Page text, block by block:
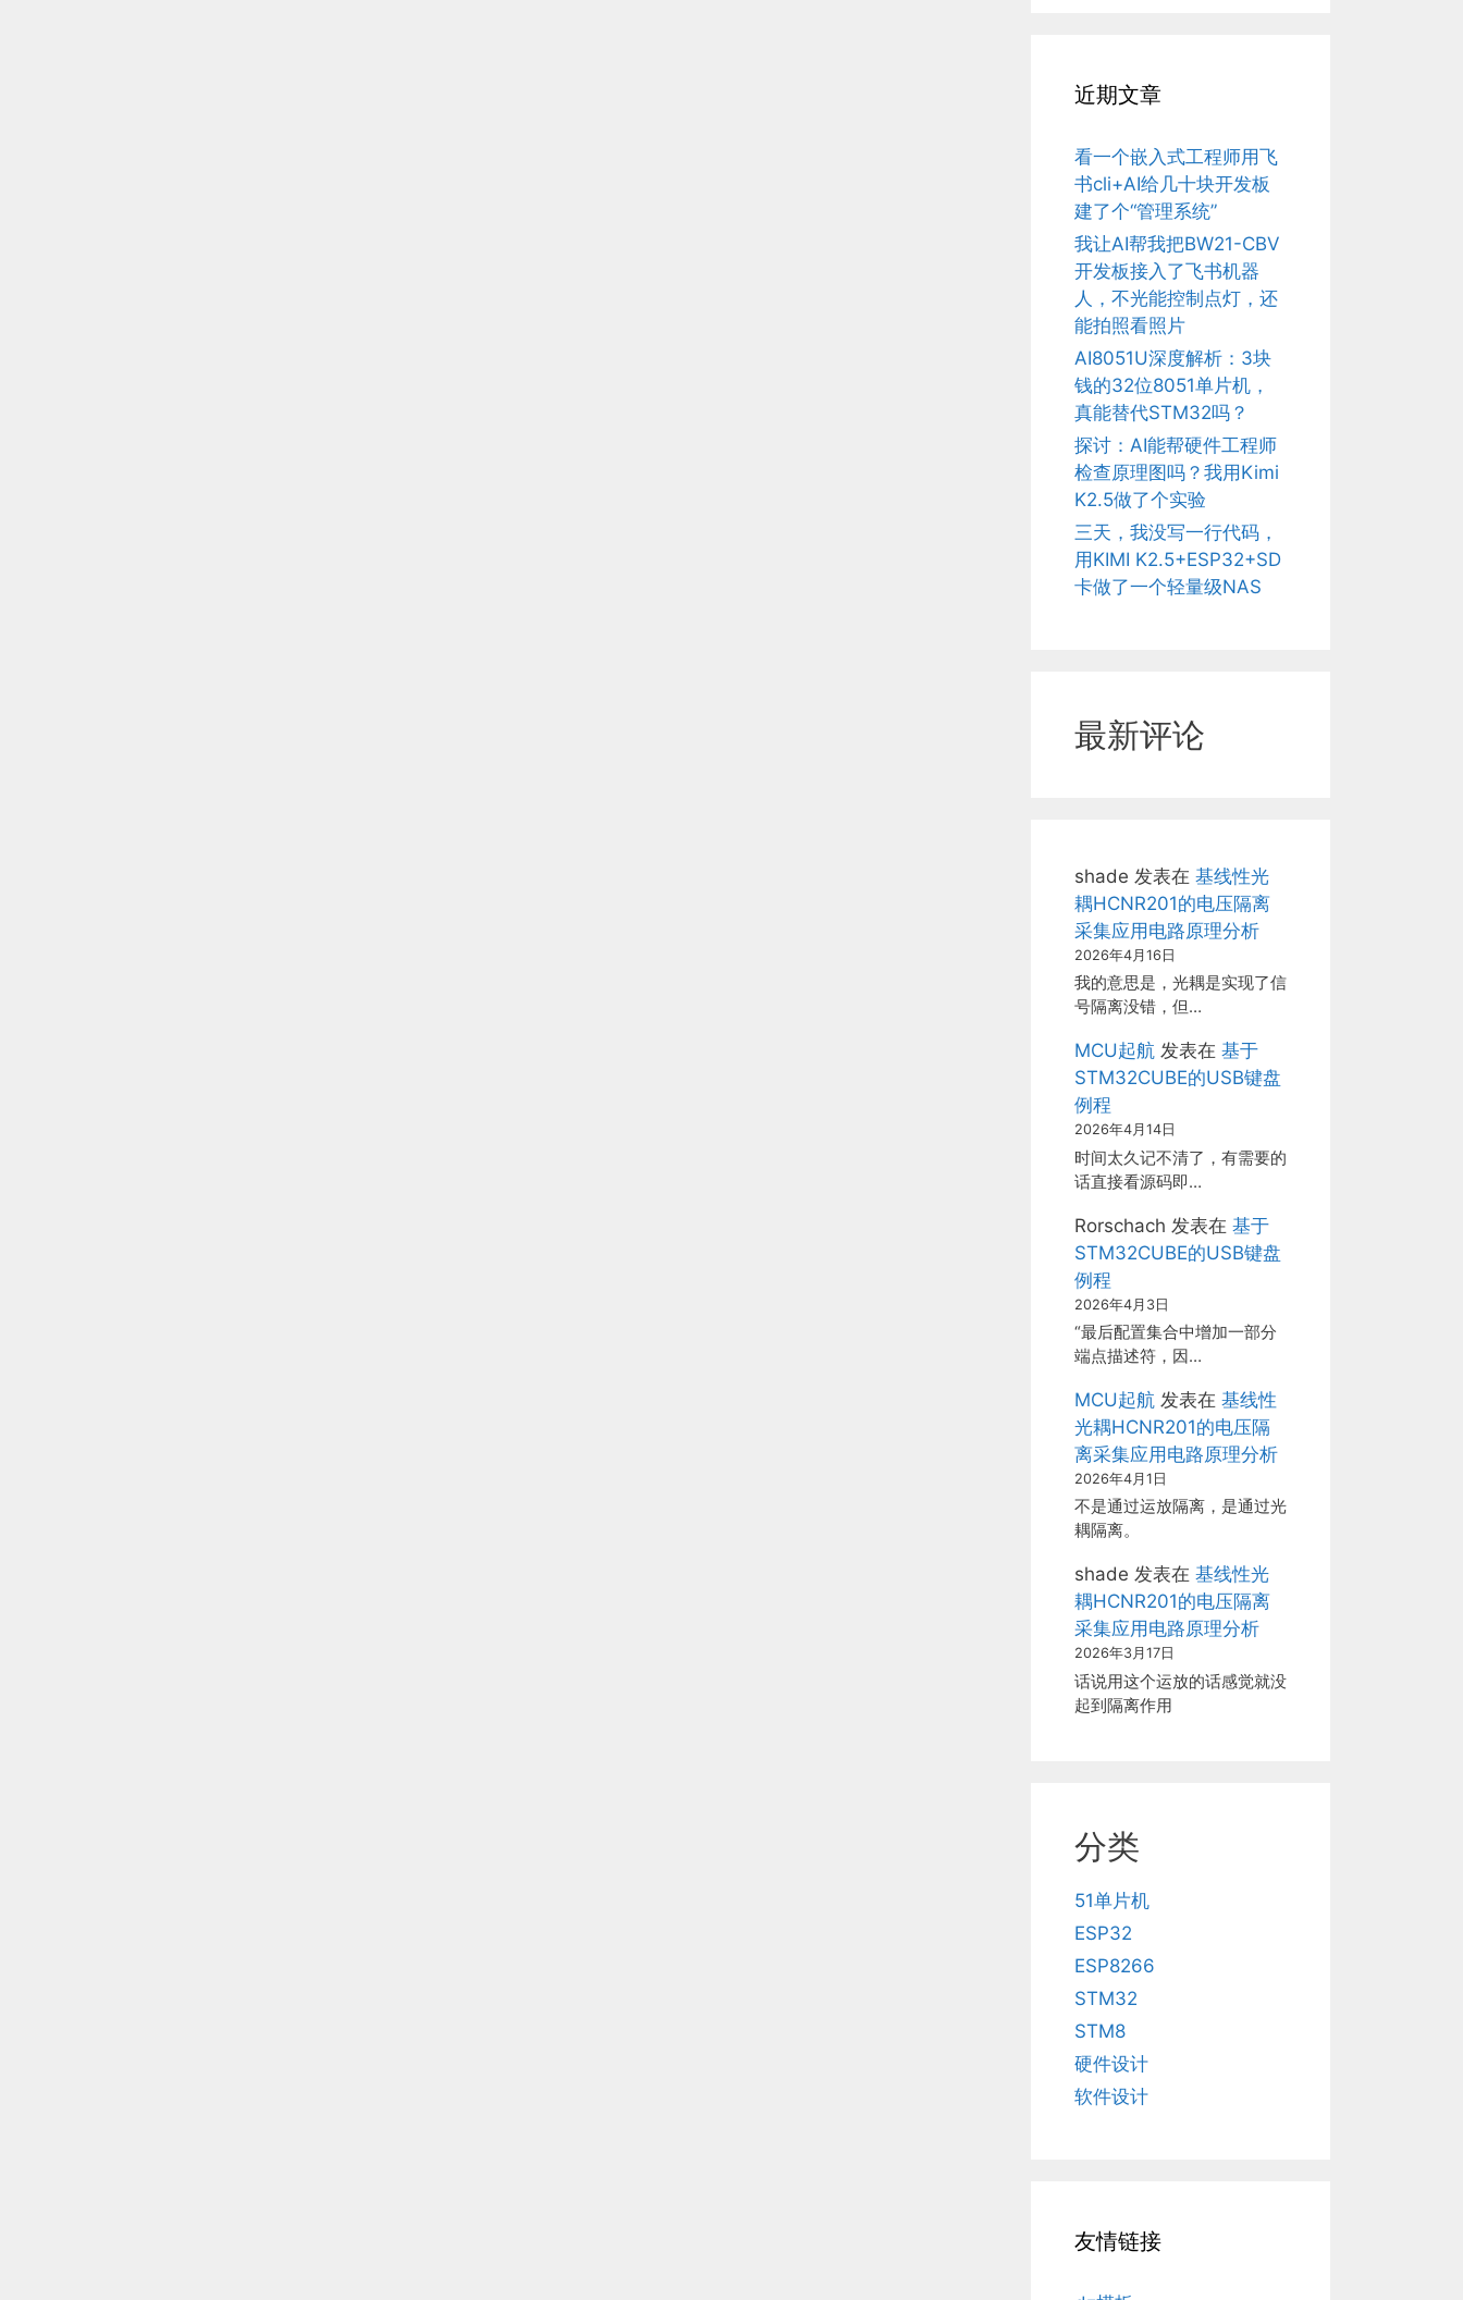
近期文章
看一个嵌入式工程师用飞
书cli+AI给几十块开发板
建了个“管理系统”
我让AI帮我把BW21-CBV
开发板接入了飞书机器
人，不光能控制点灯，还
能拍照看照片
AI8051U深度解析：3块
钱的32位8051单片机，
真能替代STM32吗？
探讨：AI能帮硬件工程师
检查原理图吗？我用Kimi
K2.5做了个实验
三天，我没写一行代码，
用KIMI K2.5+ESP32+SD
卡做了一个轻量级NAS
最新评论
shade 发表在 基线性光
耦HCNR201的电压隔离
采集应用电路原理分析
2026年4月16日
我的意思是，光耦是实现了信
号隔离没错，但…
MCU起航 发表在 基于
STM32CUBE的USB键盘
例程
2026年4月14日
时间太久记不清了，有需要的
话直接看源码即…
Rorschach 发表在 基于
STM32CUBE的USB键盘
例程
2026年4月3日
“最后配置集合中增加一部分
端点描述符，因…
MCU起航 发表在 基线性
光耦HCNR201的电压隔
离采集应用电路原理分析
2026年4月1日
不是通过运放隔离，是通过光
耦隔离。
shade 发表在 基线性光
耦HCNR201的电压隔离
采集应用电路原理分析
2026年3月17日
话说用这个运放的话感觉就没
起到隔离作用
分类
51单片机
ESP32
ESP8266
STM32
STM8
硬件设计
软件设计
友情链接